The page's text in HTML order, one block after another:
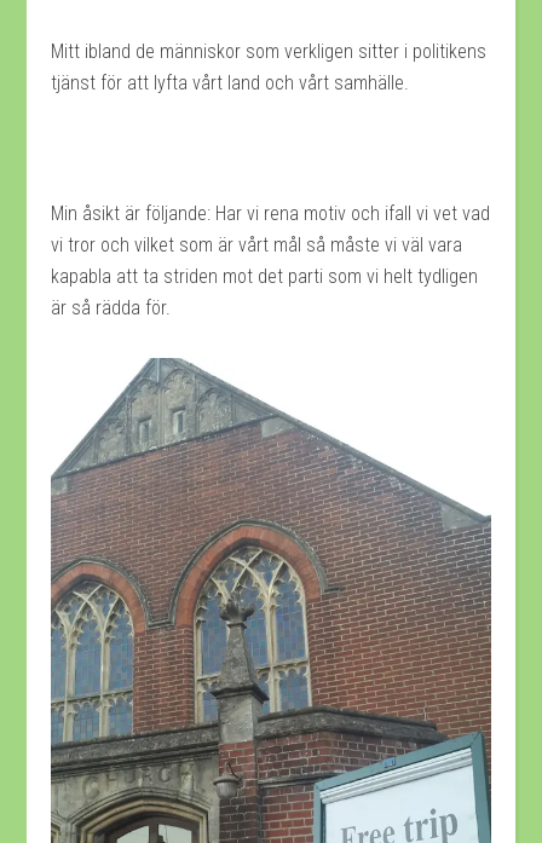
Mitt ibland de människor som verkligen sitter i politikens
tjänst för att lyfta vårt land och vårt samhälle.
Min åsikt är följande: Har vi rena motiv och ifall vi vet vad
vi tror och vilket som är vårt mål så måste vi väl vara
kapabla att ta striden mot det parti som vi helt tydligen
är så rädda för.